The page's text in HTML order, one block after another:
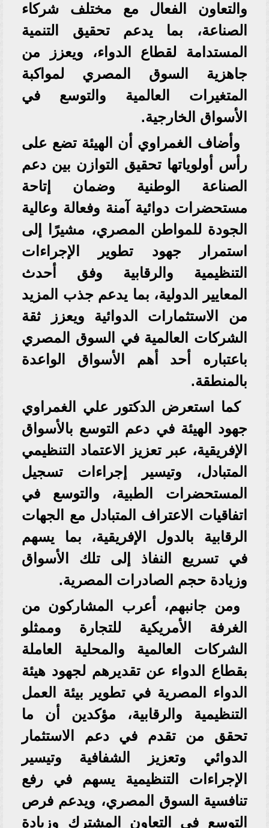
والتعاون الفعال مع مختلف شركاء
الصناعة، بما يدعم تحقيق التنمية
المستدامة لقطاع الدواء، ويعزز من
جاهزية السوق المصري لمواكبة
المتغيرات العالمية والتوسع في
الأسواق الخارجية.
وأضاف الغمراوي أن الهيئة تضع على
رأس أولوياتها تحقيق التوازن بين دعم
الصناعة الوطنية وضمان إتاحة
مستحضرات دوائية آمنة وفعالة وعالية
الجودة للمواطن المصري، مشيرًا إلى
استمرار جهود تطوير الإجراءات
التنظيمية والرقابية وفق أحدث
المعايير الدولية، بما يدعم جذب المزيد
من الاستثمارات الدوائية ويعزز ثقة
الشركات العالمية في السوق المصري
باعتباره أحد أهم الأسواق الواعدة
بالمنطقة.
كما استعرض الدكتور علي الغمراوي
جهود الهيئة في دعم التوسع بالأسواق
الإفريقية، عبر تعزيز الاعتماد التنظيمي
المتبادل، وتيسير إجراءات تسجيل
المستحضرات الطبية، والتوسع في
اتفاقيات الاعتراف المتبادل مع الجهات
الرقابية بالدول الإفريقية، بما يسهم
في تسريع النفاذ إلى تلك الأسواق
وزيادة حجم الصادرات المصرية.
ومن جانبهم، أعرب المشاركون من
الغرفة الأمريكية للتجارة وممثلو
الشركات العالمية والمحلية العاملة
بقطاع الدواء عن تقديرهم لجهود هيئة
الدواء المصرية في تطوير بيئة العمل
التنظيمية والرقابية، مؤكدين أن ما
تحقق من تقدم في دعم الاستثمار
الدوائي وتعزيز الشفافية وتيسير
الإجراءات التنظيمية يسهم في رفع
تنافسية السوق المصري، ويدعم فرص
التوسع في التعاون المشترك وزيادة